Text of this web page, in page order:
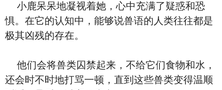
小鹿呆呆地凝视着她，心中充满了疑惑和恐
惧。在它的认知中，能够说兽语的人类往往都是
极其凶残的存在。
他们会将兽类囚禁起来，不给它们食物和水，
还会时不时地打骂一顿，直到这些兽类变得温顺